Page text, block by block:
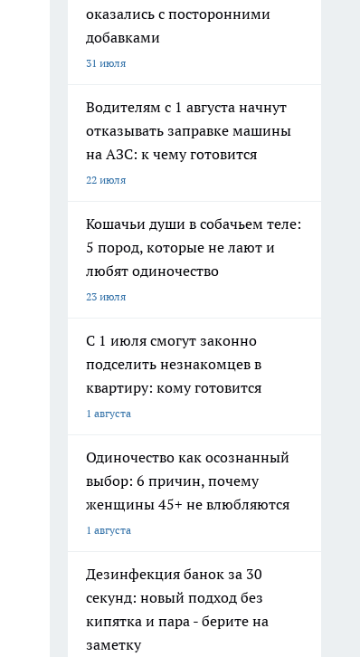
оказались с посторонними
добавками
31 июля
Водителям с 1 августа начнут
отказывать заправке машины
на АЗС: к чему готовится
22 июля
Кошачьи души в собачьем теле:
5 пород, которые не лают и
любят одиночество
23 июля
С 1 июля смогут законно
подселить незнакомцев в
квартиру: кому готовится
1 августа
Одиночество как осознанный
выбор: 6 причин, почему
женщины 45+ не влюбляются
1 августа
Дезинфекция банок за 30
секунд: новый подход без
кипятка и пара - берите на
заметку